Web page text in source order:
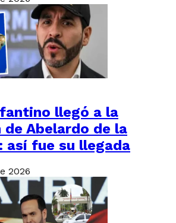
llegó a la
de Abelardo de la
así fue su llegada
2026